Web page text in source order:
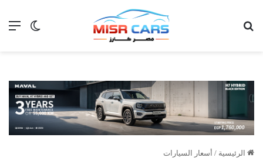
الوضع
الرئيسية / أسعار السيارات